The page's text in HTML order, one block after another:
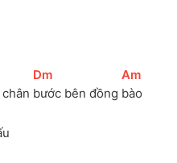
[Dm
bước bên đồng
[
Am
bào